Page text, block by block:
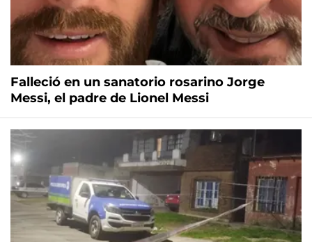
Falleció en un sanatorio rosarino Jorge
Messi, el padre de Lionel Messi